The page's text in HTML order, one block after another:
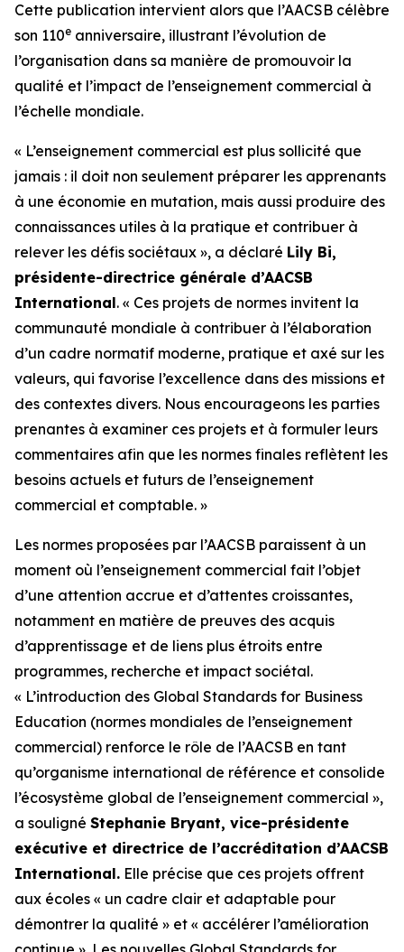
Cette publication intervient alors que l’AACSB célèbre
son 110e anniversaire, illustrant l’évolution de
l’organisation dans sa manière de promouvoir la
qualité et l’impact de l’enseignement commercial à
l’échelle mondiale.
« L’enseignement commercial est plus sollicité que
jamais : il doit non seulement préparer les apprenants
à une économie en mutation, mais aussi produire des
connaissances utiles à la pratique et contribuer à
relever les défis sociétaux », a déclaré Lily Bi,
présidente-directrice générale d’AACSB
International. « Ces projets de normes invitent la
communauté mondiale à contribuer à l’élaboration
d’un cadre normatif moderne, pratique et axé sur les
valeurs, qui favorise l’excellence dans des missions et
des contextes divers. Nous encourageons les parties
prenantes à examiner ces projets et à formuler leurs
commentaires afin que les normes finales reflètent les
besoins actuels et futurs de l’enseignement
commercial et comptable. »
Les normes proposées par l’AACSB paraissent à un
moment où l’enseignement commercial fait l’objet
d’une attention accrue et d’attentes croissantes,
notamment en matière de preuves des acquis
d’apprentissage et de liens plus étroits entre
programmes, recherche et impact sociétal.
« L’introduction des Global Standards for Business
Education (normes mondiales de l’enseignement
commercial) renforce le rôle de l’AACSB en tant
qu’organisme international de référence et consolide
l’écosystème global de l’enseignement commercial »,
a souligné Stephanie Bryant, vice-présidente
exécutive et directrice de l’accréditation d’AACSB
International. Elle précise que ces projets offrent
aux écoles « un cadre clair et adaptable pour
démontrer la qualité » et « accélérer l’amélioration